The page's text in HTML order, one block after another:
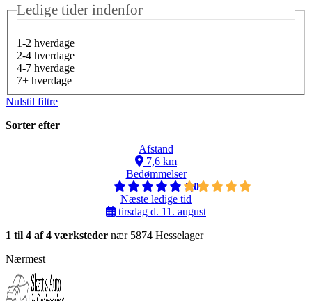
Ledige tider indenfor
1-2 hverdage
2-4 hverdage
4-7 hverdage
7+ hverdage
Nulstil filtre
Sorter efter
Afstand
7,6 km
Bedømmelser
5,0
Næste ledige tid
tirsdag d. 11. august
1 til 4 af 4 værksteder nær 5874 Hesselager
Nærmest